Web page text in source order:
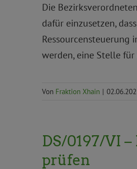
Die
dafür einzusetzen,
Ressourcensteuerung
werden, eine Stelle
Von Fraktion Xhain |
DS/0197/VI
prüfen